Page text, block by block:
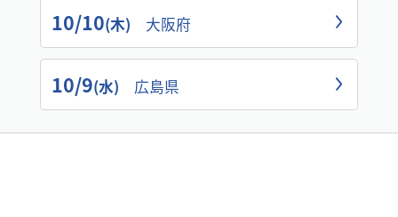
10/10(木) 大阪府
10/9(水) 広島県